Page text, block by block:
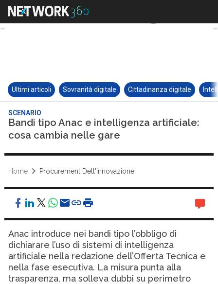
Ultimi articoli Sovranità digitale Cittadinanza digitale
SCENARIO
Bandi tipo Anac e intelligenza artificiale:
cosa cambia nelle gare
Home Procurement Dell'innovazione
Anac introduce nei bandi tipo l’obbligo di
dichiarare l’uso di sistemi di intelligenza
artificiale nella redazione dell’Offerta Tecnica e
nella fase esecutiva. La misura punta alla
trasparenza, ma solleva dubbi su perimetro